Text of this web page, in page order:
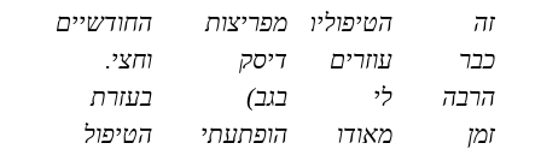
זה
כבר
הרבה
זמן
הטיפולים
עוזרים
לי
מאודו
מפריצות
דיסק
בגב)
הופתעתי
החודשיים
וחצי.
בעזרת
הטיפול